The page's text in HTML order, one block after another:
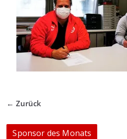
← Zurück
Sponsor des Monats